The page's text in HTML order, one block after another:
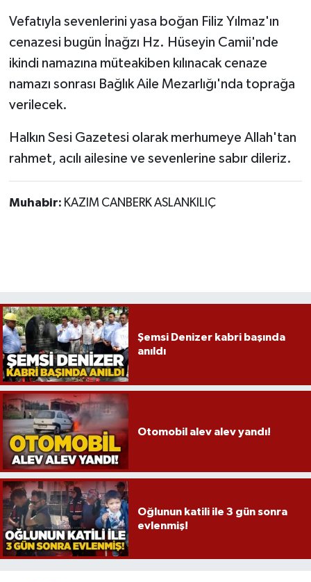
Vefatıyla sevenlerini yasa boğan Filiz Yılmaz'ın
cenazesi bugün İnağzı Hz. Hüseyin Camii'nde
ikindi namazına müteakiben kılınacak cenaze
namazı sonrası Bağlık Aile Mezarlığı'nda toprağa
verilecek.
Halkın Sesi Gazetesi olarak merhumeye Allah'tan
rahmet, acılı ailesine ve sevenlerine sabır dileriz.
Muhabir: KAZIM CANBERK ASLANKILIÇ
Şemsi Denizer kabri başında
anıldı
Otomobil alev alev yandı!
Oğlunun katili ile 3 gün sonra
evlenmiş!
MAGAZİN
Resmi İlan
Sağlık
Yaşam